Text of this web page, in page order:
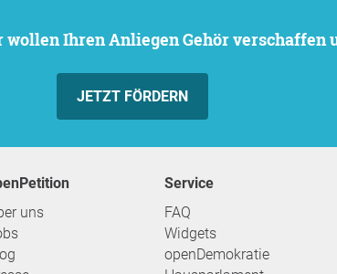
Ihren Anliegen Gehör
JETZT FÖRDERN
uns
Service
FAQ
Widgets
openDemokratie